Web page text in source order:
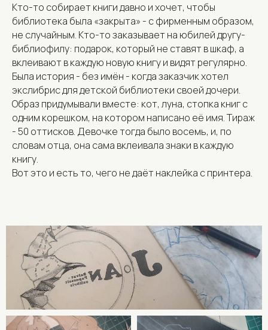
Кто-то собирает книги давно и хочет, чтобы
библиотека была «закрыта» - с фирменным образом,
не случайным. Кто-то заказывает на юбилей другу-
библиофилу: подарок, который не ставят в шкаф, а
вклеивают в каждую новую книгу и видят регулярно.
Была история - без имён - когда заказчик хотел
экслибрис для детской библиотеки своей дочери.
Образ придумывали вместе: кот, луна, стопка книг с
одним корешком, на котором написано её имя. Тираж
- 50 оттисков. Девочке тогда было восемь, и, по
словам отца, она сама вклеивала знаки в каждую
книгу.
Вот это и есть то, чего не даёт наклейка с принтера.